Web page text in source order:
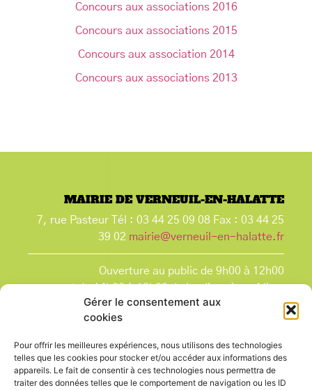
Gérer le consentement aux
cookies
Pour offrir les meilleures expériences, nous utilisons des technologies
telles que les cookies pour stocker et/ou accéder aux informations des
appareils. Le fait de consentir à ces technologies nous permettra de
traiter des données telles que le comportement de navigation ou les ID
Concours aux associations 2016
Concours aux associations 2015
Concours aux association 2014
Concours aux associations 2013
MAIRIE DE VERNEUIL-EN-HALATTE
7, rue Pasteur Tél : 03 44 25 09 08 Fax : 03 44 25
39 02 mairie@verneuil-en-halatte.fr
Ouverture au public de 9h00 à 12h00
et de 14h00 à 18h00 du lundi après-midi au
vendredi,
et le samedi de 9h00 à 12h00.
que les jours fériés.